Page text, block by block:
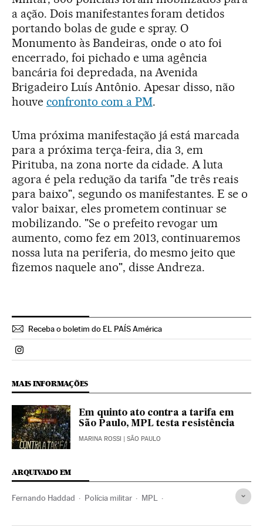
a ação. Dois manifestantes foram detidos
portando bolas de gude e spray. O
Monumento às Bandeiras, onde o ato foi
encerrado, foi pichado e uma agência
bancária foi depredada, na Avenida
Brigadeiro Luís Antônio. Apesar disso, não
houve confronto com a PM.
Uma próxima manifestação já está marcada
para a próxima terça-feira, dia 3, em
Pirituba, na zona norte da cidade. A luta
agora é pela redução da tarifa "de três reais
para baixo", segundo os manifestantes. E se o
valor baixar, eles prometem continuar se
mobilizando. "Se o prefeito revogar um
aumento, como fez em 2013, continuaremos
nossa luta na periferia, do mesmo jeito que
fizemos naquele ano", disse Andreza.
Receba o boletim do EL PAÍS América
Politica El País Brasil en Instagram
MAIS INFORMAÇÕES
Em quinto ato contra a tarifa em
São Paulo, MPL testa resistência
MARINA ROSSI | SÃO PAULO
ARQUIVADO EM
Fernando Haddad Polícia militar MPL